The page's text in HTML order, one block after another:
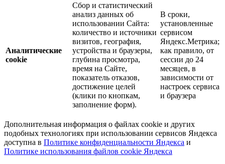
Аналитические
cookie
Сбор и статистический
анализ данных об
использовании Сайта:
количество и источники
визитов, география,
устройства и браузеры,
глубина просмотра,
время на Сайте,
показатель отказов,
достижение целей
(клики по кнопкам,
заполнение форм).
В сроки,
установленные
сервисом
Яндекс.Метрика;
как правило, от
сессии до 24
месяцев, в
зависимости от
настроек сервиса
и браузера
Дополнительная информация о файлах cookie и других
подобных технологиях при использовании сервисов Яндекса
доступна в Политике конфиденциальности Яндекса и
Политике использования файлов cookie Яндекса